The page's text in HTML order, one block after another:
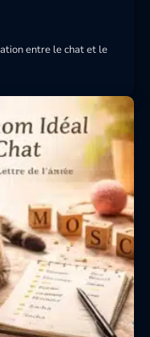
entre le chat et le